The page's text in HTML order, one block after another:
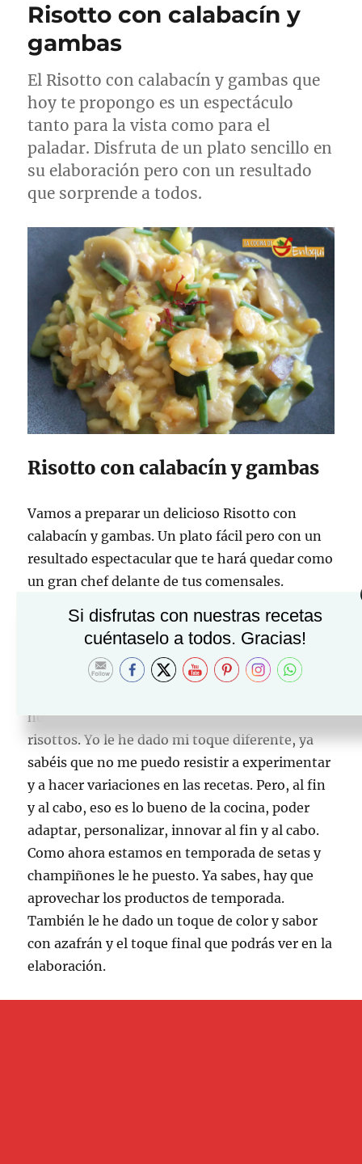
Risotto con calabacín y
gambas
El Risotto con calabacín y gambas que
hoy te propongo es un espectáculo
tanto para la vista como para el
paladar. Disfruta de un plato sencillo en
su elaboración pero con un resultado
que sorprende a todos.
Risotto con calabacín y gambas
Vamos a preparar un delicioso Risotto con
calabacín y gambas. Un plato fácil pero con un
resultado espectacular que te hará quedar como
un gran chef delante de tus comensales.
El risotto es uno de mis platos preferidos, en
cualquiera de sus variedades. Por eso cuando
nuestra amiga de Instagram @italian_.food._
no dudé ni un momento en hacer uno de sus
risottos. Yo le he dado mi toque diferente, ya
sabéis que no me puedo resistir a experimentar
y a hacer variaciones en las recetas. Pero, al fin
y al cabo, eso es lo bueno de la cocina, poder
adaptar, personalizar, innovar al fin y al cabo.
Como ahora estamos en temporada de setas y
champiñones le he puesto. Ya sabes, hay que
aprovechar los productos de temporada.
También le he dado un toque de color y sabor
con azafrán y el toque final que podrás ver en la
elaboración.
Si disfrutas con nuestras recetas
cuéntaselo a todos. Gracias!